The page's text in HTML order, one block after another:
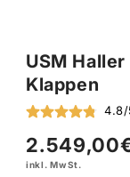
USM
Klappen
4.8/
inkl. MwSt.